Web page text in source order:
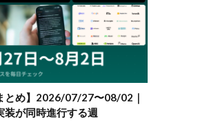
とめ】2026/07/27〜08/02｜
装が同時進行する週